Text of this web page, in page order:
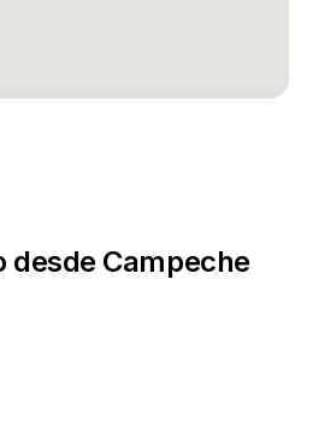
desde Campeche